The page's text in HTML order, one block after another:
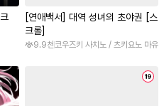
[연애백서] 대역 성녀의 초야권 [스
크롤]
9.9천코우즈키 사치노 / 츠키요노 마유